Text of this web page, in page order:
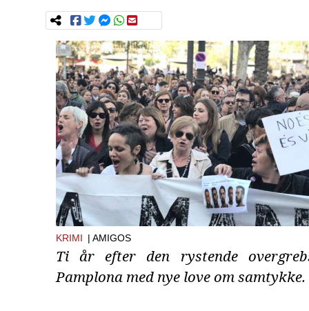
KRIMI | AMIGOS
Ti år efter den rystende
Pamplona med nye love om samtykke.